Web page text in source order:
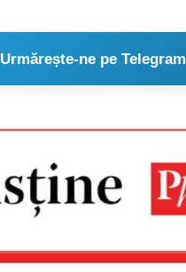
Urmărește-ne pe Telegram